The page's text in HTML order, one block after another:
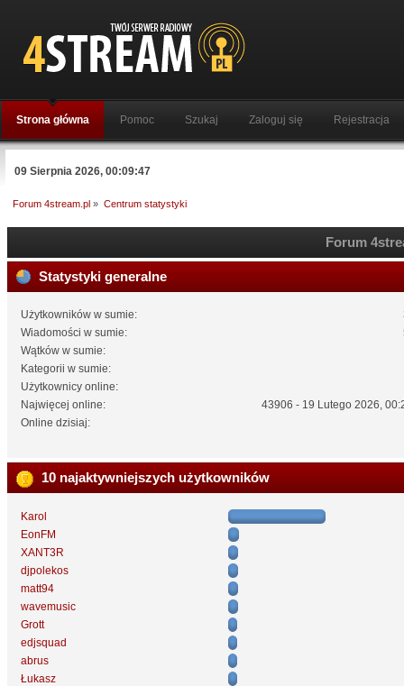
Strona główna Pomoc Szukaj Zaloguj się Rejestracja
09 Sierpnia 2026, 00:09:47
Forum 4stream.pl » Centrum statystyki
Forum
Statystyki generalne
Użytkowników w sumie:
Wiadomości w sumie:
Wątków w sumie:
Kategorii w sumie:
Użytkownicy online:
Najwięcej online:
43906 - 19 Lutego 2026,
Online dzisiaj:
10 najaktywniejszych użytkowników
Karol
EonFM
XANT3R
djpolekos
matt94
wavemusic
Grott
edjsquad
abrus
Łukasz